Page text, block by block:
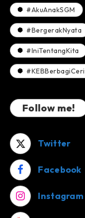
#AkuAnakSGM
#BergerakNyata
#IniTentangKita
Follow me!
Twitter
Facebook
Instagram